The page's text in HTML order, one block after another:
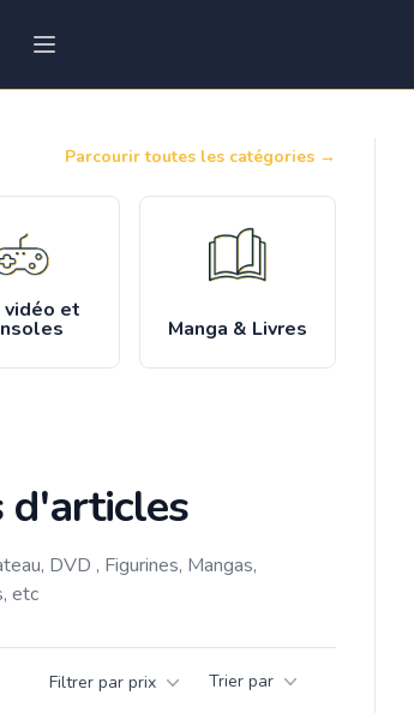
Parcourir toutes les catégories →
vidéo et
Manga & Livres
d'articles
DVD , Figurines, Mangas,
etc
Filtrer par prix Trier par